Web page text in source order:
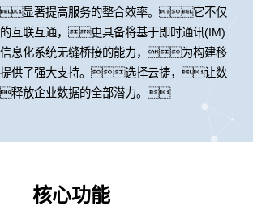
显著提高服务的整合效率。它不仅
互联互通，更具备将基于即时通讯(IM)
信息化系统无缝桥接的能力，为构建移
提供了强大支持。选择云捷，让数
释放企业数据的全部潜力。
核心功能